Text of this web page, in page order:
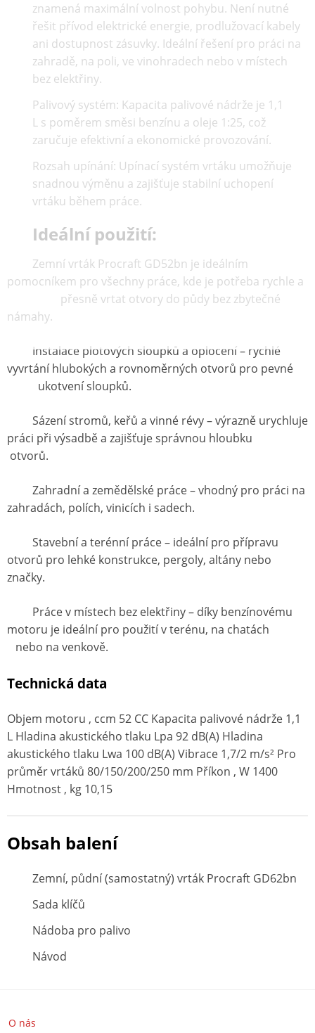
znamená maximální volnost pohybu. Není nutné
řešit přívod elektrické energie, prodlužovací kabely
ani dostupnost zásuvky. Ideální řešení pro práci na
zahradě, na poli, ve vinohradech nebo v místech
bez elektřiny.
Palivový systém: Kapacita palivové nádrže je 1,1
L s poměrem směsi benzínu a oleje 1:25, což
zaručuje efektivní a ekonomické provozování.
Rozsah upínání: Upínací systém vrtáku umožňuje
snadnou výměnu a zajišťuje stabilní uchopení
vrtáku během práce.
Ideální použití:
Zemní vrták Procraft GD52bn je ideálním
pomocníkem pro všechny práce, kde je potřeba rychle a
přesně vrtat otvory do půdy bez zbytečné
námahy.
Instalace plotových sloupků a oplocení – rychlé
vyvrtání hlubokých a rovnoměrných otvorů pro pevné
ukotvení sloupků.
Sázení stromů, keřů a vinné révy – výrazně urychluje
práci při výsadbě a zajišťuje správnou hloubku
otvorů.
Zahradní a zemědělské práce – vhodný pro práci na
zahradách, polích, vinicích i sadech.
Stavební a terénní práce – ideální pro přípravu
otvorů pro lehké konstrukce, pergoly, altány nebo
značky.
Práce v místech bez elektřiny – díky benzínovému
motoru je ideální pro použití v terénu, na chatách
nebo na venkově.
Technická data
Objem motoru , ccm 52 СС Kapacita palivové nádrže 1,1
L Hladina akustického tlaku Lpa 92 dB(A) Hladina
akustického tlaku Lwa 100 dB(A) Vibrace 1,7/2 m/s² Pro
průměr vrtáků 80/150/200/250 mm Příkon , W 1400
Hmotnost , kg 10,15
Obsah balení
Zemní, půdní (samostatný) vrták Procraft GD62bn
Sada klíčů
Nádoba pro palivo
Návod
O nás